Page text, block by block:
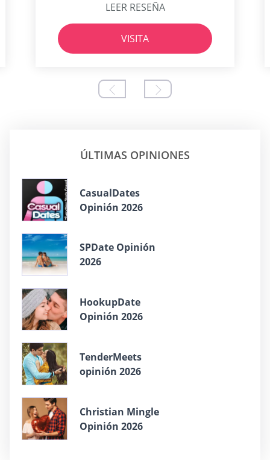
LEER RESEÑA
VISITA
ÚLTIMAS OPINIONES
СasualDates
Opinión 2026
SPDate Opinión
2026
HookupDate
Opinión 2026
TenderMeets
opinión 2026
Christian Mingle
Opinión 2026